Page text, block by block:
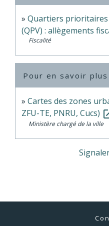
Quartiers prioritaires
(QPV) : allègements
Fiscalité
Pour en savoir plus
Cartes des zones
ZFU-TE, PNRU, Cucs)
Ministère chargé de la ville